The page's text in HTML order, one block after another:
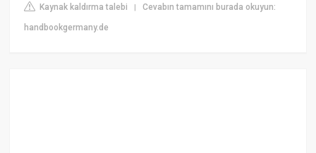
Kaynak kaldırma talebi |Cevabın tamamını burada okuyun:
handbookgermany.de